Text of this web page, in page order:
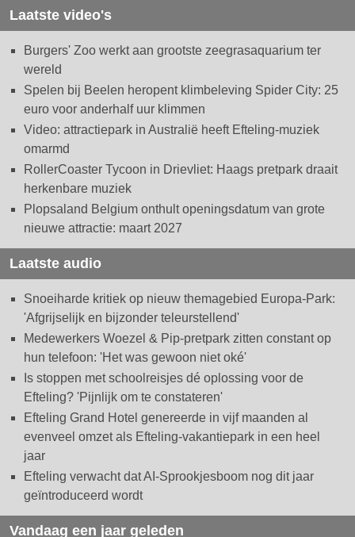
Laatste video's
Burgers' Zoo werkt aan grootste zeegrasaquarium ter
wereld
Spelen bij Beelen heropent klimbeleving Spider City: 25
euro voor anderhalf uur klimmen
Video: attractiepark in Australië heeft Efteling-muziek
omarmd
RollerCoaster Tycoon in Drievliet: Haags pretpark draait
herkenbare muziek
Plopsaland Belgium onthult openingsdatum van grote
nieuwe attractie: maart 2027
Laatste audio
Snoeiharde kritiek op nieuw themagebied Europa-Park:
'Afgrijselijk en bijzonder teleurstellend'
Medewerkers Woezel & Pip-pretpark zitten constant op
hun telefoon: 'Het was gewoon niet oké'
Is stoppen met schoolreisjes dé oplossing voor de
Efteling? 'Pijnlijk om te constateren'
Efteling Grand Hotel genereerde in vijf maanden al
evenveel omzet als Efteling-vakantiepark in een heel
jaar
Efteling verwacht dat AI-Sprookjesboom nog dit jaar
geïntroduceerd wordt
Vandaag een jaar geleden